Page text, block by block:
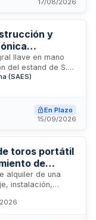
17/08/2026
y
2027
llave en mano
del estand de S.A.
la Feria
FEINDEF. El
audiovisuales,
proyecto.
(SAES)
En Plazo
15/09/2026
toros portátil
de
alquiler de una
instalación,
celebración de
Feria Taurina del